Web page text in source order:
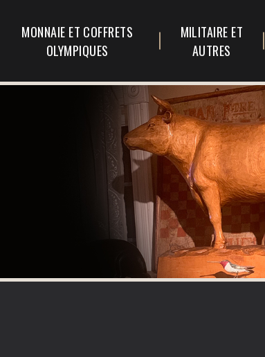
MONNAIE ET COFFRETS
OLYMPIQUES
MILITAIRE ET
AUTRES